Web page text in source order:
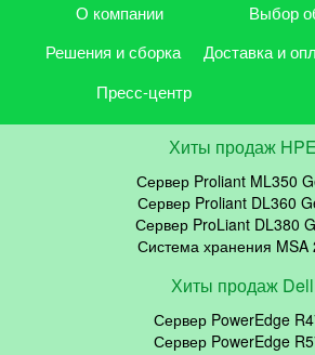
О компании
Выбор
Решения и сборка
Доставка и
Пресс-центр
Хиты продаж HPE
Сервер Proliant ML350
Сервер Proliant DL360
Сервер ProLiant DL380
Система хранения MSA
Хиты продаж Dell
Сервер PowerEdge
Сервер PowerEdge